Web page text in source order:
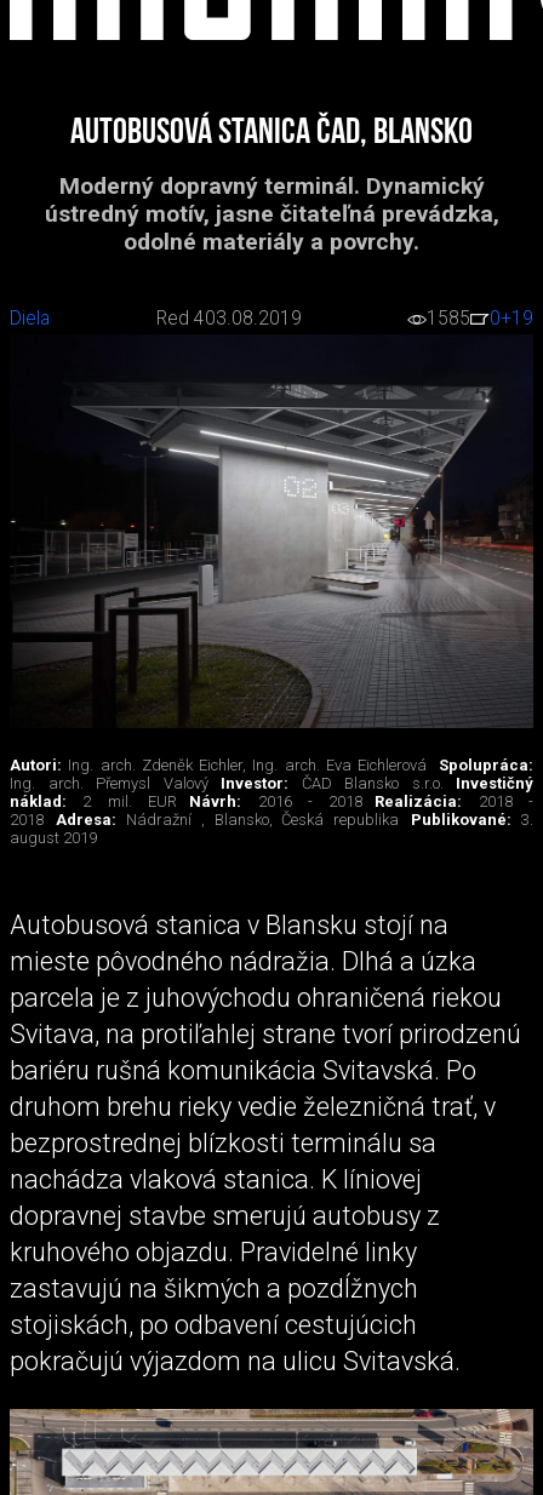
Autobusová stanica ČAD, Blansko
Moderný dopravný terminál. Dynamický
ústredný motív, jasne čitateľná prevádzka,
odolné materiály a povrchy.
Diela Red 403.08.2019 1585 0+19
Autori: Ing. arch. Zdeněk Eichler, Ing. arch. Eva Eichlerová
Spolupráca:
Ing. arch. Přemysl Valový
Investor: ČAD Blansko s.r.o.
Investičný
náklad: 2 mil. EUR Návrh: 2016 - 2018 Realizácia: 2018 -
2018
Adresa: Nádražní , Blansko, Česká republika Publikované:3.
august 2019
Autobusová stanica v Blansku stojí na
mieste pôvodného nádražia. Dlhá a úzka
parcela je z juhovýchodu ohraničená riekou
Svitava, na protiľahlej strane tvorí prirodzenú
bariéru rušná komunikácia Svitavská. Po
druhom brehu rieky vedie železničná trať, v
bezprostrednej blízkosti terminálu sa
nachádza vlaková stanica. K líniovej
dopravnej stavbe smerujú autobusy z
kruhového objazdu. Pravidelné linky
zastavujú na šikmých a pozdĺžnych
stojiskách, po odbavení cestujúcich
pokračujú výjazdom na ulicu Svitavská.